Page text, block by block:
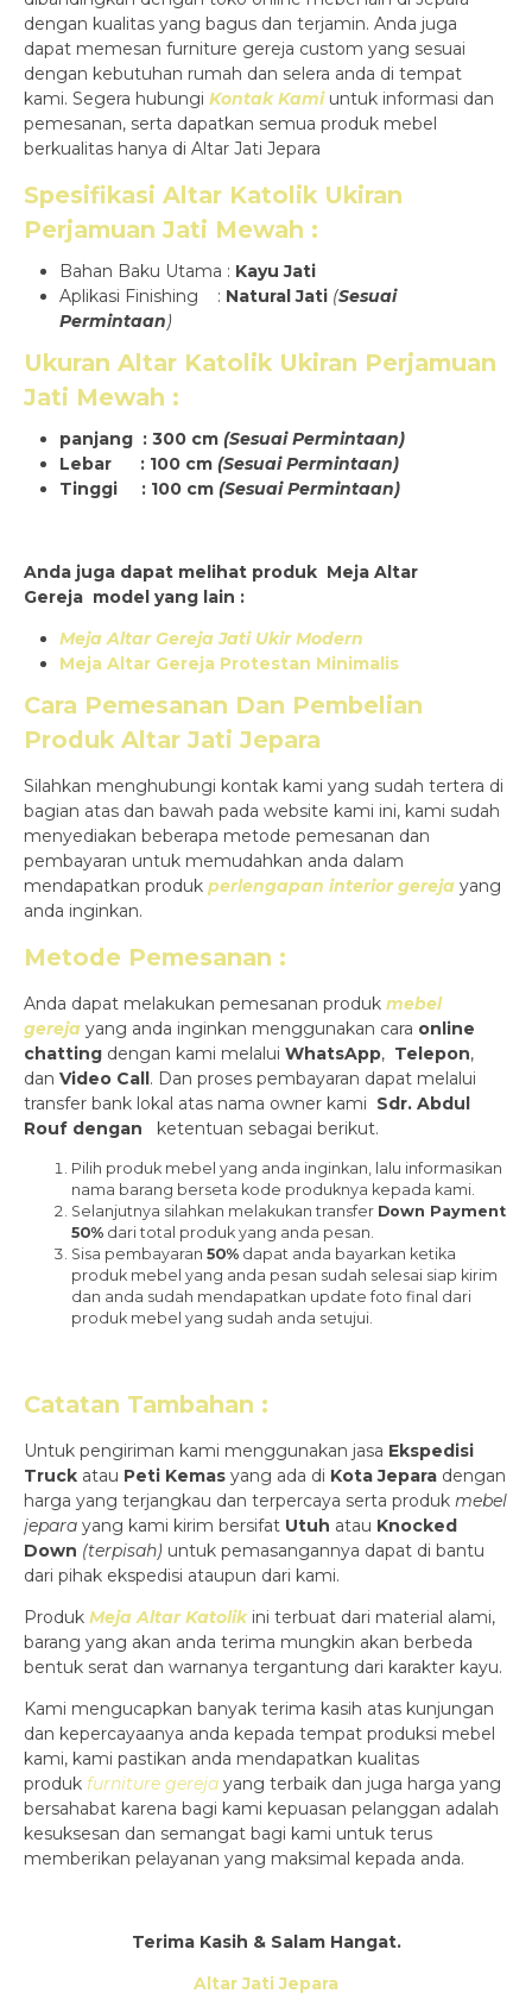
dengan kualitas yang bagus dan terjamin. Anda juga
dapat memesan furniture gereja custom yang sesuai
dengan kebutuhan rumah dan selera anda di tempat
kami. Segera hubungi Kontak Kamiuntuk informasi dan
pemesanan, serta dapatkan semua produk mebel
berkualitas hanya di Altar Jati Jepara
Spesifikasi Altar Katolik Ukiran
Perjamuan Jati Mewah :
Bahan Baku Utama : Kayu Jati
Aplikasi Finishing : Natural Jati (Sesuai
Permintaan)
Ukuran Altar Katolik Ukiran Perjamuan
Jati Mewah :
panjang : 300 cm (Sesuai Permintaan)
Lebar : 100 cm (Sesuai Permintaan)
Tinggi : 100 cm (Sesuai Permintaan)
Anda juga dapat melihat produk Meja Altar
Gereja model yang lain :
Meja Altar Gereja Jati Ukir Modern
Meja Altar Gereja Protestan Minimalis
Cara Pemesanan Dan Pembelian
Produk Altar Jati Jepara
Silahkan menghubungi kontak kami yang sudah tertera di
bagian atas dan bawah pada website kami ini, kami sudah
menyediakan beberapa metode pemesanan dan
pembayaran untuk memudahkan anda dalam
mendapatkan produk perlengapan interior gereja yang
anda inginkan.
Metode Pemesanan :
Anda dapat melakukan pemesanan produk mebel
gereja yang anda inginkan menggunakan cara online
chatting dengan kami melalui WhatsApp, Telepon,
dan Video Call. Dan proses pembayaran dapat melalui
transfer bank lokal atas nama owner kami Sdr. Abdul
Rouf dengan ketentuan sebagai berikut.
Pilih produk mebel yang anda inginkan, lalu informasikan
nama barang berseta kode produknya kepada kami.
Selanjutnya silahkan melakukan transfer Down Payment
50% dari total produk yang anda pesan.
Sisa pembayaran 50% dapat anda bayarkan ketika
produk mebel yang anda pesan sudah selesai siap kirim
dan anda sudah mendapatkan update foto final dari
produk mebel yang sudah anda setujui.
Catatan Tambahan :
Untuk pengiriman kami menggunakan jasa Ekspedisi
Truck atau Peti Kemas yang ada di Kota Jepara dengan
harga yang terjangkau dan terpercaya serta produk mebel
jepara yang kami kirim bersifat Utuh atau Knocked
Down (terpisah) untuk pemasangannya dapat di bantu
dari pihak ekspedisi ataupun dari kami.
Produk Meja Altar Katolikini terbuat dari material alami,
barang yang akan anda terima mungkin akan berbeda
bentuk serat dan warnanya tergantung dari karakter kayu.
Kami mengucapkan banyak terima kasih atas kunjungan
dan kepercayaanya anda kepada tempat produksi mebel
kami, kami pastikan anda mendapatkan kualitas
produk furniture gereja yang terbaik dan juga harga yang
bersahabat karena bagi kami kepuasan pelanggan adalah
kesuksesan dan semangat bagi kami untuk terus
memberikan pelayanan yang maksimal kepada anda.
Terima Kasih & Salam Hangat.
Altar Jati Jepara